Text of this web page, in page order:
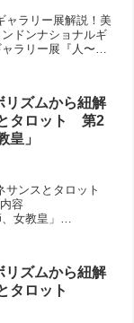
ャラリー展解説！美
リズムから紐解
タロット 第2
皇」
教皇」
リズムから紐解
タロット